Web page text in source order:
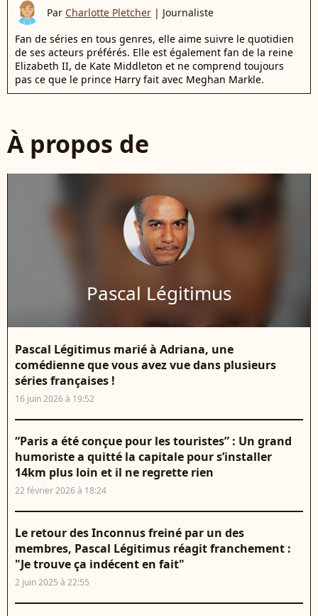
Par Charlotte Pletcher | Journaliste
Fan de séries en tous genres, elle aime suivre le quotidien
de ses acteurs préférés. Elle est également fan de la reine
Elizabeth II, de Kate Middleton et ne comprend toujours
pas ce que le prince Harry fait avec Meghan Markle.
À propos de
Pascal Légitimus
Pascal Légitimus marié à Adriana, une
comédienne que vous avez vue dans plusieurs
séries françaises !
16 juin 2026 à 19:52
“Paris a été conçue pour les touristes” : Un grand
humoriste a quitté la capitale pour s’installer
14km plus loin et il ne regrette rien
22 février 2026 à 18:24
Le retour des Inconnus freiné par un des
membres, Pascal Légitimus réagit franchement :
"Je trouve ça indécent en fait"
2 juin 2025 à 22:55